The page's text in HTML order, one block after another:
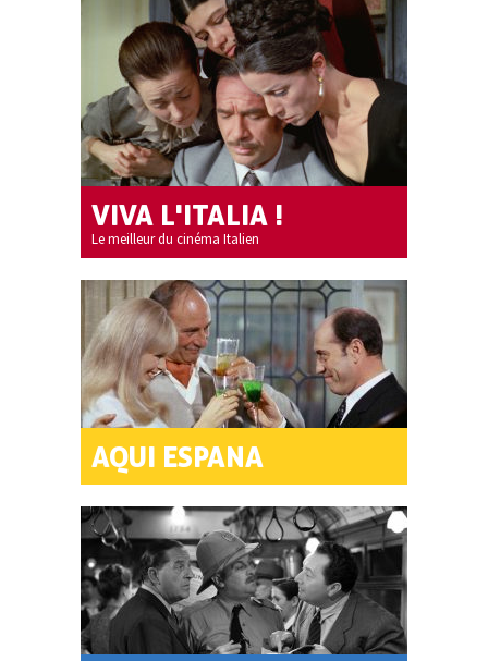
VIVA L'ITALIA !
Le meilleur du cinéma Italien
AQUI ESPANA